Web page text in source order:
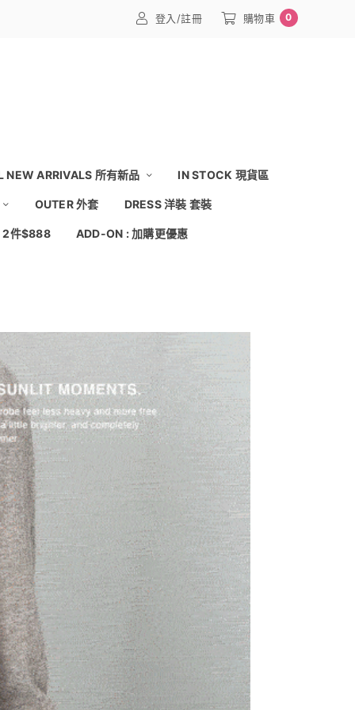
登入/註冊 購物車 0
NEW ARRIVALS 所有新品 IN STOCK 現貨區
OUTER 外套 DRESS 洋裝 套裝
2件$888 ADD-ON : 加購更優惠